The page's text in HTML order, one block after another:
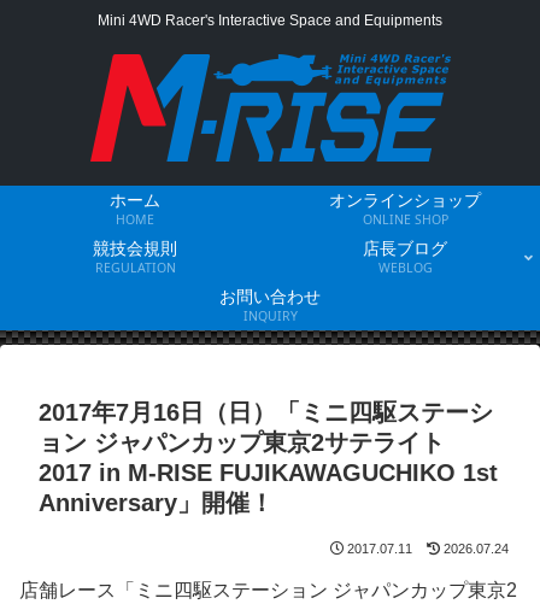
Mini 4WD Racer's Interactive Space and Equipments
ホーム
HOME
オンラインショップ
ONLINE SHOP
競技会規則
REGULATION
店長ブログ
WEBLOG
お問い合わせ
INQUIRY
2017年7月16日（日）「ミニ四駆ステーシ
ョン ジャパンカップ東京2サテライト
2017 in M-RISE FUJIKAWAGUCHIKO 1st
Anniversary」開催！
2017.07.11 2026.07.24
店舗レース「ミニ四駆ステーション ジャパンカップ東京2